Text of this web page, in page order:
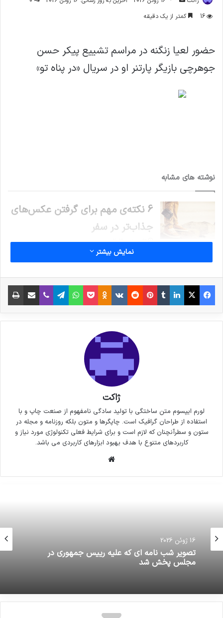
ایمیل
16
کمتر از یک دقیقه
حضور لعیا زنگنه در مراسم تشییع پیکر حسن
جوهرچی بازیگر پارتنر او در سریال «در پناه تو»
نوشته های مشابه
6 نکته‌ی مهم برای گرفتن عکس‌های
جذاب‌تر در سفر
3 جولای 2021
خداحافظی زود هنگام بازیکن تیم
ملی فوتسال از دنیای بازی
نمایش بیشتر
فیس بوک X لینکدین
‫تامبلر‫پین‌ترست
‫رددیت‫VKontakte
‫Odnoklassniki
پاکتواتس آپ تلگراموایبر اشتراک گذاری از طریق ایمیل
ژاکت
لورم ایپسوم متن ساختگی با تولید سادگی نامفهوم از صنعت چاپ و با
استفاده از طراحان گرافیک است. چاپگرها و متون بلکه روزنامه و مجله در
ستون و سطرآنچنان که لازم است و برای شرایط فعلی تکنولوژی مورد نیاز و
کاربردهای متنوع با هدف بهبود ابزارهای کاربردی می باشد.
16 ژوئن 2026
تصویر شب نامه ای که علیه رییس جمهوری در
مجلس پخش شد